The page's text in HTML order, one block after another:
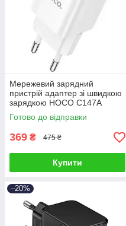
Мережевий зарядний
пристрій адаптер зі швидкою
зарядкою HOCO C147A
1хType-C/1хUSB 20 Вт
PD/QC/FCP/AFC
Готово до відправки
369 ₴ 475 ₴
Купити
–20%